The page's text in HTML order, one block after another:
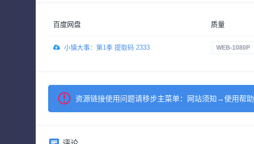
百度网盘 质量
小镇大事：第1季 提取码 2333 WEB-1080P
资源链接使用问题请移步主菜单：网站须知→使用帮助